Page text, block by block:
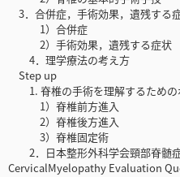
3．合併症，手術効果，遺残する
1）合併症
2）手術効果，遺残する症状
4．理学療法の考え方
Step up
1. 脊椎の手術を理解するための
1）脊椎前方進入
2）脊椎後方進入
3）脊椎固定術
2．日本整形外科学会頸部脊髄
CervicalMyelopathy Evaluation